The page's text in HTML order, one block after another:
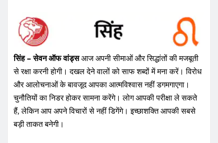
सिंह – सेवन ऑफ वांड्सआज अपनी सीमाओं और सिद्धांतों की मजबूती
से रक्षा करनी होगी। दखल देने वालों को साफ शब्दों में मना करें। विरोध
और आलोचनाओं के बावजूद आपका आत्मविश्वास नहीं डगमगाएगा।
चुनौतियों का निडर होकर सामना करेंगे। लोग आपकी परीक्षा ले सकते
हैं, लेकिन आप अपने विचारों से नहीं डिगेंगे। इच्छाशक्ति आपकी सबसे
बड़ी ताकत बनेगी।